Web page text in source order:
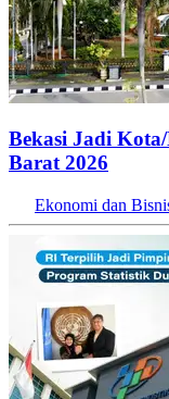
Bekasi Jadi
Barat 2026
Ekonomi dan